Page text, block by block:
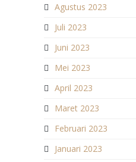
Agustus 2023
Juli 2023
Juni 2023
Mei 2023
April 2023
Maret 2023
Februari 2023
Januari 2023